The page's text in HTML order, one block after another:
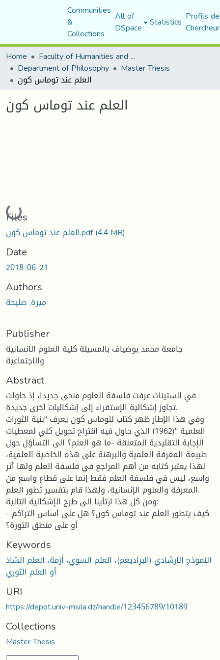
Communities
&
Collections
All of
DSpace Statistics Profils
Home
Faculty of Humanities and Social Sciences
Department of Philosophy Master Thesis
العلم عند توماس كون
العلم عند توماس كون
Loading...
Files
العلم عند توماس كون.pdf(4.4 MB)
Date
2018-06-21
Authors
ميرة, صليحة
Publisher
جامعة محمد بوضياف بالمسيلة كلية العلوم الانسانية
والاجتماعية
Abstract
في الستينات عرفت فلسفة العلوم منحى جديدا، إذ حاولت
تجاوز إشكالية الإستقراء إلى إشكاليات أخرى جديدة.
وفي هذا الإطار ظهر كتاب لتوماس كون يعرف "بنية الثورات
العلمية "(1962) الذي حاول فيه اقتراح تحويل كلي لمعطيات
الإجابة التقليدية المتعلقة -ما هو العلم؟ الى التساؤل حول
طبيعة المعرفة العلمية والبرهنة على هذه الخاصية العلمية،
لهذا يعتبر كتابه من أهم المراجع في فلسفة العلم ولها أثر
واسع، ليس في فلسفة العلم فقط إنما على قطاع واسع من
المعرفة والعلوم الإنسانية، ولهذا قام بتفسير تطور العلم.
ومن كل هذا ارتأينا الى طرح الإشكالية التالية:
- كيف يتطور العلم عند توماس كون؟ هل على أساس التراكم
أو على منطق الثورة؟
Keywords
النموذج الارشادي (البراديغم)، العلم السوي، أزمة، العلم الشاذ
أو العلم الثوري.
URI
https://depot.univ-msila.dz/handle/123456789/10189
Collections
Master Thesis